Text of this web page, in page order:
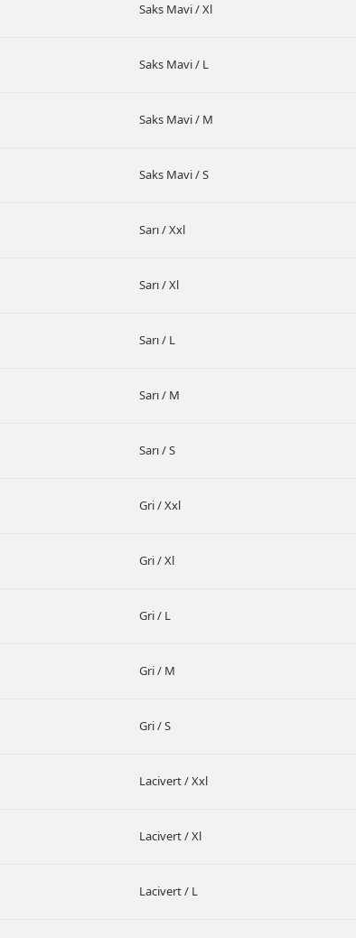
Saks Mavi / Xl
Saks Mavi / L
Saks Mavi / M
Saks Mavi / S
Sarı / Xxl
Sarı / Xl
Sarı / L
Sarı / M
Sarı / S
Gri / Xxl
Gri / Xl
Gri / L
Gri / M
Gri / S
Lacivert / Xxl
Lacivert / Xl
Lacivert / L